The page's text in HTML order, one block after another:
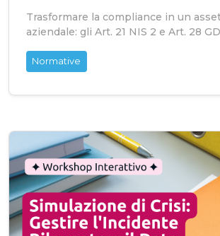
Trasformare la compliance in un
aziendale: gli Art. 21 NIS 2 e Art. 28
Normative